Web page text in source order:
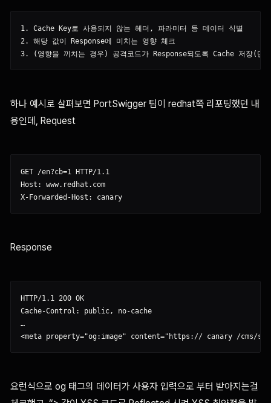
1. Cache Key로 사용되지 않는 헤더, 파라미터 등 데이터 식별
2. 해당 값이 Response에 미치는 영향 체크
하나 예시로 살펴보면 PortSwigger 팀이 redhat쪽 리포팅했던 내
용인데, Request
GET /en?cb=1 HTTP/1.1
Host: www.redhat.com
Response
HTTP/1.1 200 OK
Cache-Control: public, no-cache
…
요런식으로 og 태그의 데이터가 사용자 입력으로 부터 받아지는걸